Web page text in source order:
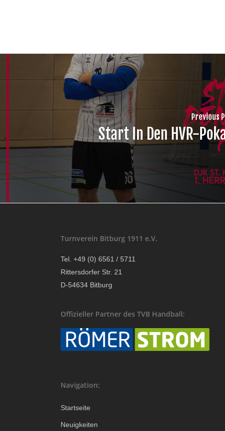
Previous
Start In Den HVR-
Turnverein Bitburg 1911 e.V.
Tel. +49 (0) 6561 / 5711
Rittersdorfer Str. 21
D-54634 Bitburg
Offizieller Partner des TVB Handball:
Navigation:
Startseite
Neuigkeiten